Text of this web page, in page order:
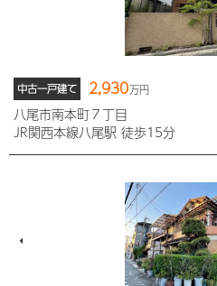
中古一戸建て 2,930万円
八尾市南本町７丁目
JR関西本線八尾駅 徒歩15分